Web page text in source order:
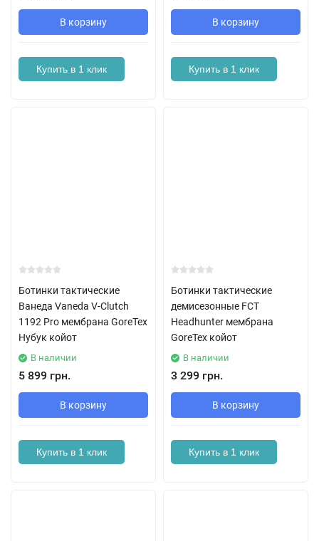
В корзину
Купить в 1 клик
В корзину
Купить в 1 клик
Ботинки тактические
Ванеда Vaneda V-Clutch
1192 Pro мембрана GoreTex
Нубук койот
В наличии
5 899 грн.
В корзину
Купить в 1 клик
Ботинки тактические
демисезонные FCT
Headhunter мембрана
GoreTex койот
В наличии
3 299 грн.
В корзину
Купить в 1 клик